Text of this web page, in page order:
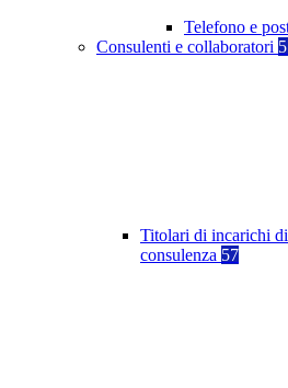
Telefono e
Consulenti e collaboratori
Titolari di incarichi
consulenza 57